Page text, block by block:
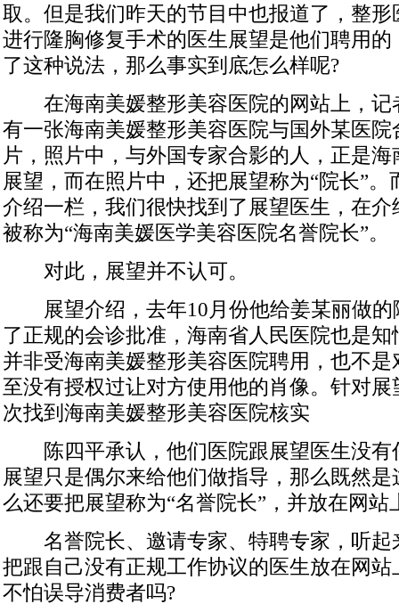
取。但是我们昨天的节目中也报道了，整
进行隆胸修复手术的医生展望是他们聘用
了这种说法，那么事实到底怎么样呢?
在海南美媛整形美容医院的网站上，记
有一张海南美媛整形美容医院与国外某医
片，照片中，与外国专家合影的人，正是
展望，而在照片中，还把展望称为“院长”
介绍一栏，我们很快找到了展望医生，在
被称为“海南美媛医学美容医院名誉院长”。
对此，展望并不认可。
展望介绍，去年10月份他给姜某丽做的
了正规的会诊批准，海南省人民医院也是
并非受海南美媛整形美容医院聘用，也不
至没有授权过让对方使用他的肖像。针对
次找到海南美媛整形美容医院核实
陈四平承认，他们医院跟展望医生没有
展望只是偶尔来给他们做指导，那么既然
么还要把展望称为“名誉院长”，并放在网站
名誉院长、邀请专家、特聘专家，听起
把跟自己没有正规工作协议的医生放在网
不怕误导消费者吗?